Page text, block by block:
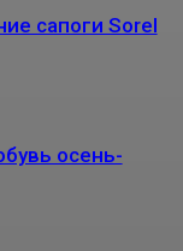
сапоги Sorel
осень-